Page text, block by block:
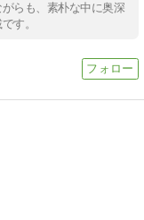
らも、素朴な中に奥深
す。